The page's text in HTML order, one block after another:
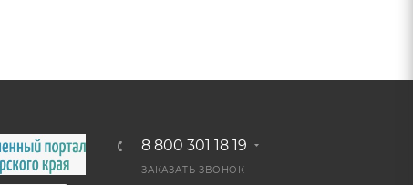
8 800 301 18 19
ЗАКАЗАТЬ ЗВОНОК